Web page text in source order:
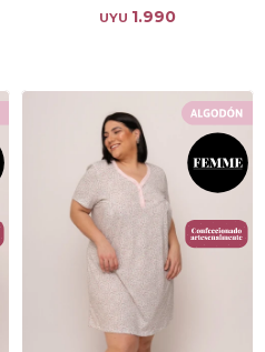
UYU 1.990